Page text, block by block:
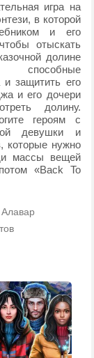
игра на
в которой
и его
отыскать
долине
способные
защитить его
и его дочери
долину.
героям с
девушки и
которые нужно
массы вещей
«Back To
Алавар